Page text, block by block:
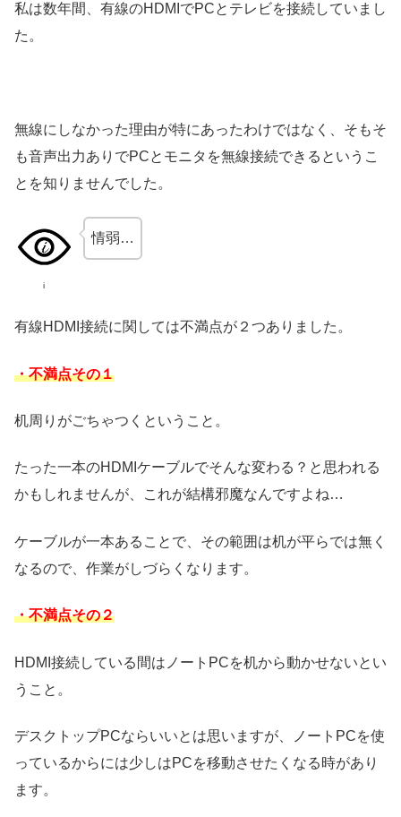
私は数年間、有線のHDMIでPCとテレビを接続していまし
た。
無線にしなかった理由が特にあったわけではなく、そもそ
も音声出力ありでPCとモニタを無線接続できるというこ
とを知りませんでした。
i
情弱…
有線HDMI接続に関しては不満点が２つありました。
・不満点その１
机周りがごちゃつくということ。
たった一本のHDMIケーブルでそんな変わる？と思われる
かもしれませんが、これが結構邪魔なんですよね…
ケーブルが一本あることで、その範囲は机が平らでは無く
なるので、作業がしづらくなります。
・不満点その２
HDMI接続している間はノートPCを机から動かせないとい
うこと。
デスクトップPCならいいとは思いますが、ノートPCを使
っているからには少しはPCを移動させたくなる時があり
ます。